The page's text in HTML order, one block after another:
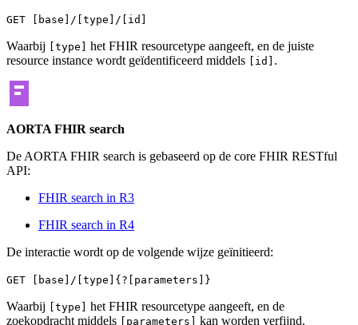
GET [base]/[type]/[id]
Waarbij [type]
het FHIR resourcetype aangeeft, en de juiste
resource instance wordt geïdentificeerd middels
[id] .
AORTA FHIR search
De AORTA FHIR search is gebaseerd op de core FHIR RESTful
API:
FHIR search in R3
FHIR search in R4
De interactie wordt op de volgende wijze geïnitieerd:
GET [base]/[type]{?[parameters]}
Waarbij [type]
het FHIR resourcetype aangeeft, en de
zoekopdracht middels
[parameters]
kan worden verfijnd.